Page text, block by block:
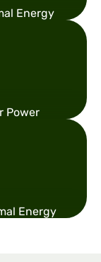
Energy
Power
Energy